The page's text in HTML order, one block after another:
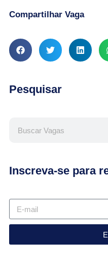
Compartilhar Vaga
Pesquisar
Inscreva-se para